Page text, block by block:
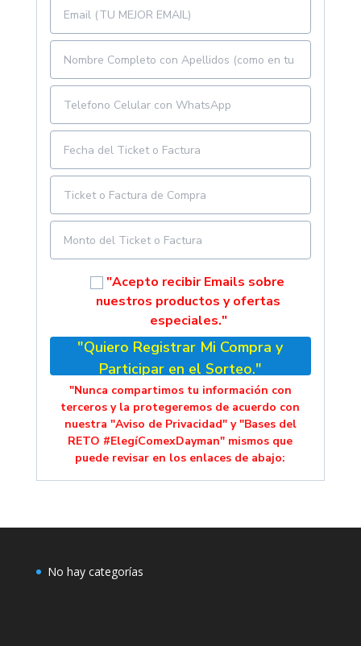
"Acepto recibir Emails sobre
nuestros productos y ofertas
especiales."
"Quiero Registrar Mi Compra y
Participar en el Sorteo."
"Nunca compartimos tu información con
terceros y la protegeremos de acuerdo con
nuestra "Aviso de Privacidad" y "Bases del
RETO #ElegíComexDayman" mismos que
puede revisar en los enlaces de abajo:
No hay categorías